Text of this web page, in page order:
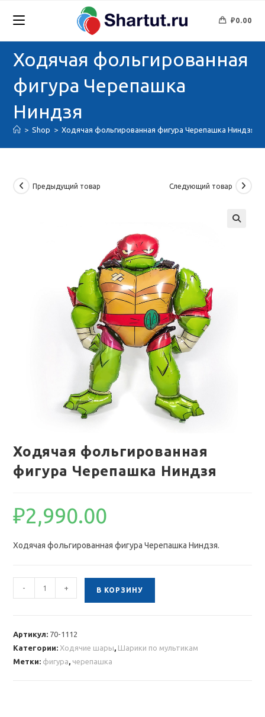
₽0.00
Ходячая фольгированная
фигура Черепашка
Ниндзя
> Shop > Ходячая фольгированная фигура Черепашка Ниндзя
Предыдущий товар Следующий товар
Ходячая фольгированная
фигура Черепашка Ниндзя
₽2,990.00
Ходячая фольгированная фигура Черепашка Ниндзя.
Количество
товара
Черепашка
- + В КОРЗИНУ
Артикул: 70-1112
Категории: Ходячие шары, Шарики по мультикам
Метки: фигура, черепашка